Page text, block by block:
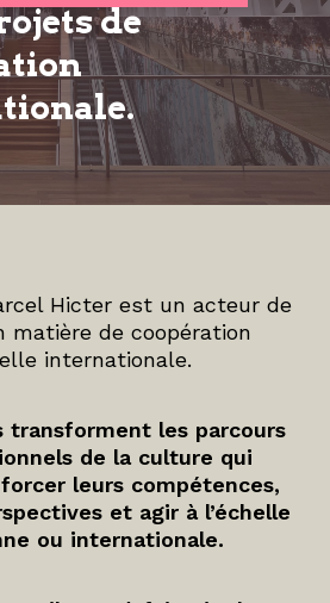
de
Hicter est un acteur de
matière de coopération
internationale.
transforment les parcours
de la culture qui
leurs compétences,
et agir à l’échelle
ou internationale.